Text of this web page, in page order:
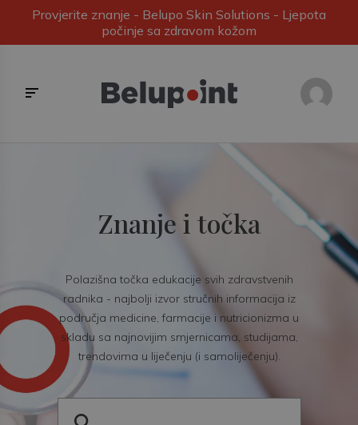
Provjerite znanje - Belupo Skin Solutions - Ljepota
počinje sa zdravom kožom
Znanje i točka
Polazišna točka edukacije svih zdravstvenih
radnika - najbolji izvor stručnih informacija iz
područja medicine, farmacije i nutricionizma u
skladu sa najnovijim smjernicama, studijama,
trendovima u liječenju (i samoliječenju).